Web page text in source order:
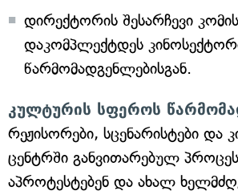
დირექტორის შესარჩევი
დაკომპლექტდეს
წარმომადგენლებისგან.
კულტურის სფეროს
რეჟისორები, სცენარისტები და
ცენტრში განვითარებულ
აპროტესტებენ და ახალ